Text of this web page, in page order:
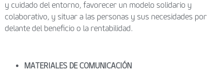
y cuidado del entorno, favorecer un modelo solidario y
colaborativo, y situar a las personas y sus necesidades por
delante del beneficio o la rentabilidad.
MATERIALES DE COMUNICACIÓN